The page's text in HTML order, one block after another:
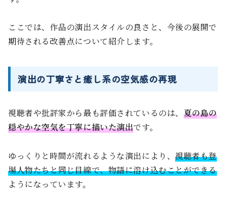
ここでは、作品の演出スタイルの良さと、今後の展開で
期待される改善点について紹介します。
演出の丁寧さと癒し系の空気感の再現
視聴者や批評家から最も評価されているのは、 夏の島の
穏やかな空気を丁寧に描いた演出です。
ゆっくりと時間が流れるような演出により、視聴者も登
場人物たちと同じ目線で、物語に溶け込むことができる
ようになっています。